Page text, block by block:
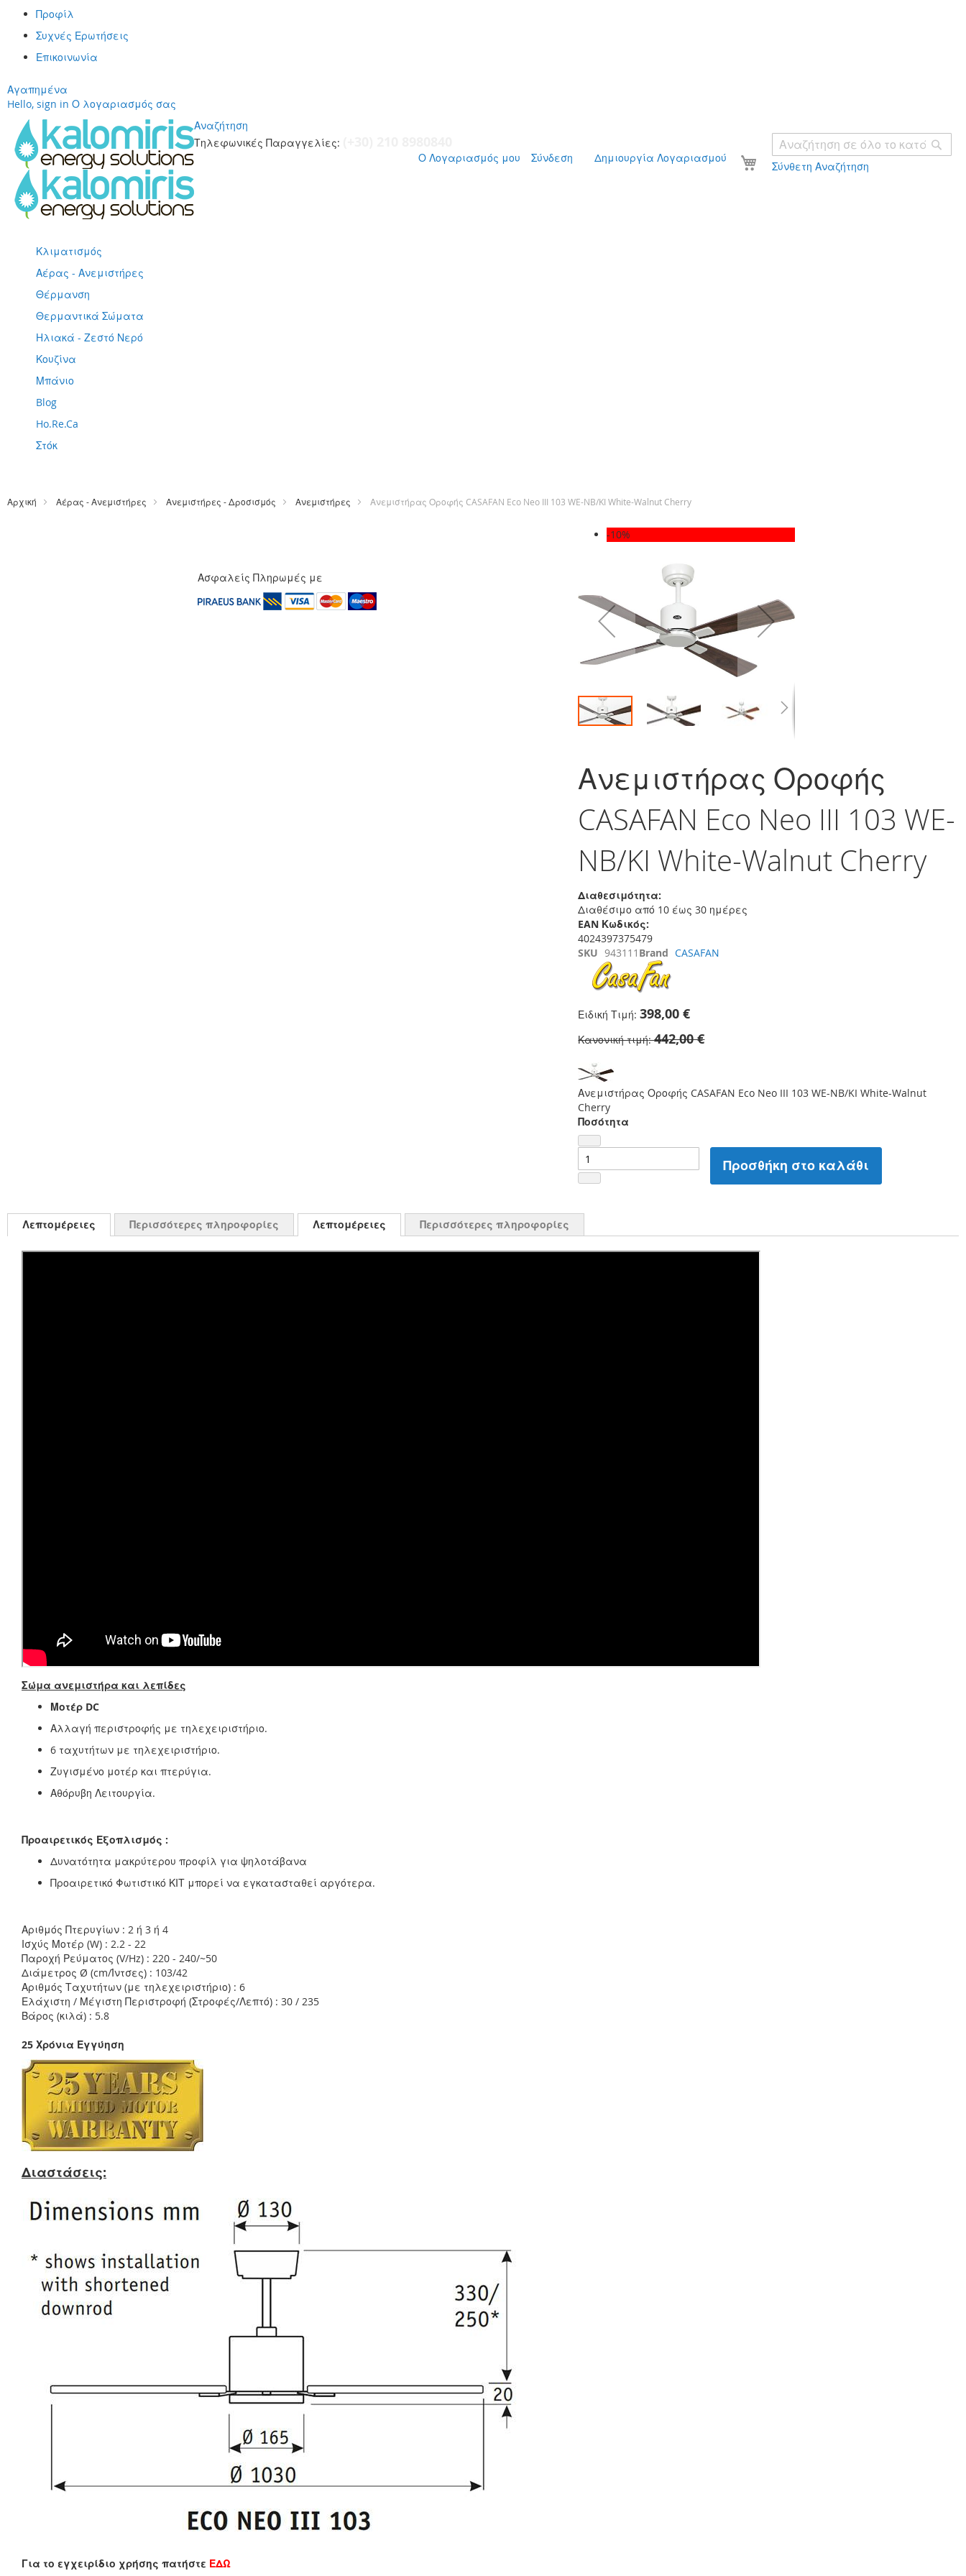
Προφίλ
Συχνές Ερωτήσεις
Επικοινωνία
Αγαπημένα
Hello, sign in Ο λογαριασμός σας
Αναζήτηση
Σύνθετη Αναζήτηση
Τηλεφωνικές Παραγγελίες:
Το καλάθι σας
Ο Λογαριασμός μου Σύνδεση Δημιουργία Λογαριασμού
περιεχόμενο
Κλιματισμός
Αέρας - Ανεμιστήρες
Θέρμανση
Θερμαντικά Σώματα
Ηλιακά - Ζεστό Νερό
Κουζίνα
Μπάνιο
Blog
Ho.Re.Ca
Στόκ
Αρχική Αέρας - Ανεμιστήρες Ανεμιστήρες - Δροσισμός Ανεμιστήρες Ανεμιστήρας Οροφής CASAFAN Eco Neo III 103 WE-NB/KI White-Walnut Cherry
Μετάβαση
εικόνων
-10%
αρχή
της
εικόνων
Ανεμιστήρας Οροφής
CASAFAN Eco Neo III 103 WE-
NB/KI White-Walnut Cherry
Διαθεσιμότητα:
Διαθέσιμο από 10 έως 30 ημέρες
EAN Κωδικός:
4024397375479
SKU 943111 Brand CASAFAN
Ειδική Τιμή 398,00 €
Κανονική τιμή 442,00 €
Ανεμιστήρας Οροφής CASAFAN Eco Neo III 103 WE-NB/KI White-Walnut
Cherry
Ποσότητα
Προσθήκη στο καλάθι
Ασφαλείς Πληρωμές με
Λεπτομέρειες Περισσότερες πληροφορίες Λεπτομέρειες
Σώμα ανεμιστήρα και λεπίδες
Μοτέρ DC
Αλλαγή περιστροφής με τηλεχειριστήριο.
6 ταχυτήτων με τηλεχειριστήριο.
Ζυγισμένο μοτέρ και πτερύγια.
Αθόρυβη Λειτουργία.
Προαιρετικός Εξοπλισμός :
Δυνατότητα μακρύτερου προφίλ για ψηλοτάβανα
Προαιρετικό Φωτιστικό ΚΙΤ μπορεί να εγκατασταθεί αργότερα.
Αριθμός Πτερυγίων : 2 ή 3 ή 4
Ισχύς Μοτέρ (W) : 2.2 - 22
Παροχή Ρεύματος (V/Hz) : 220 - 240/~50
Διάμετρος Ø (cm/Ίντσες) : 103/42
Αριθμός Ταχυτήτων (με τηλεχειριστήριο) : 6
Ελάχιστη / Μέγιστη Περιστροφή (Στροφές/Λεπτό) : 30 / 235
Βάρος (κιλά) : 5.8
25 Χρόνια Εγγύηση
Διαστάσεις:
Για το εγχειρίδιο χρήσης πατήστε ΕΔΩ
Περισσότερες πληροφορίες